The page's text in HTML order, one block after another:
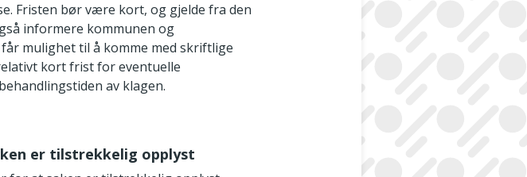
Fristen bør være kort, og gjelde fra den
informere kommunen og
mulighet til å komme med skriftlige
kort frist for eventuelle
av klagen.
er tilstrekkelig opplyst